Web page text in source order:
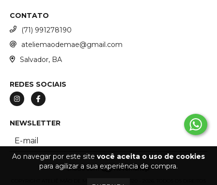
Ao navegar por este site você aceita o uso de cookies
para agilizar a sua experiência de compra.
CONTATO
(71) 991278190
ateliemaodemae@gmail.com
Salvador, BA
REDES SOCIAIS
NEWSLETTER